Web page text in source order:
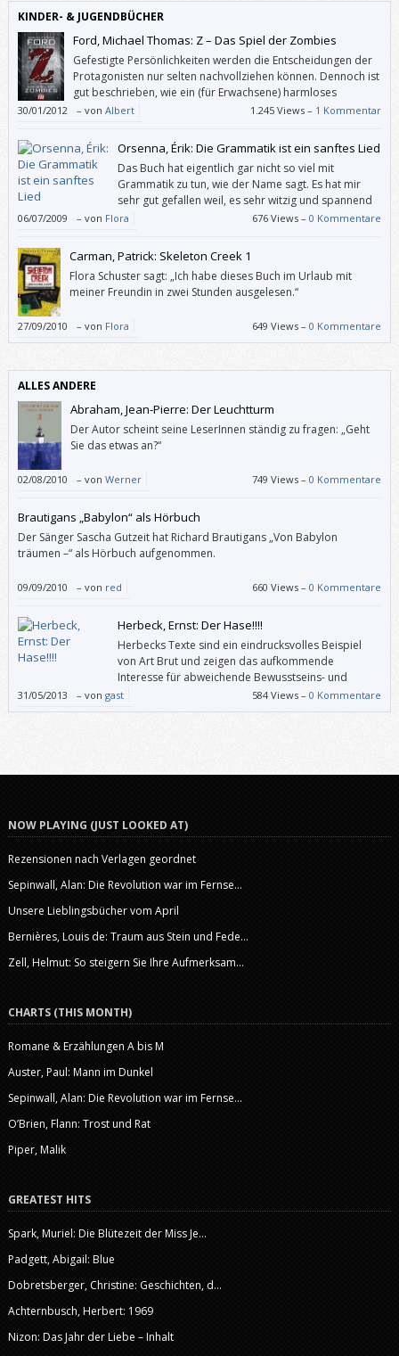
KINDER- & JUGENDBÜCHER
Ford, Michael Thomas: Z – Das Spiel der Zombies
Gefestigte Persönlichkeiten werden die Entscheidungen der
Protagonisten nur selten nachvollziehen können. Dennoch ist
gut beschrieben, wie ein (für Erwachsene) harmloses
Problem durch Gruppendruck, Tabletten, Angst vor Eltern
und Geheimnistuerei zur Katastrophe heranwächst.
30/01/2012 – von Albert 1.245 Views – 1 Kommentar
Orsenna, Érik: Die Grammatik ist ein sanftes Lied
Das Buch hat eigentlich gar nicht so viel mit
Grammatik zu tun, wie der Name sagt. Es hat mir
sehr gut gefallen weil, es sehr witzig und spannend
geschrieben ist.
06/07/2009 – von Flora 676 Views –0 Kommentare
Carman, Patrick: Skeleton Creek 1
Flora Schuster sagt: „Ich habe dieses Buch im Urlaub mit
meiner Freundin in zwei Stunden ausgelesen.“
27/09/2010 – von Flora 649 Views –0 Kommentare
ALLES ANDERE
Abraham, Jean-Pierre: Der Leuchtturm
Der Autor scheint seine LeserInnen ständig zu fragen: „Geht
Sie das etwas an?“
02/08/2010 – von Werner 749 Views –0 Kommentare
Brautigans „Babylon“ als Hörbuch
Der Sänger Sascha Gutzeit hat Richard Brautigans „Von Babylon
träumen –“ als Hörbuch aufgenommen.
09/09/2010 – von red 660 Views –0 Kommentare
Herbeck, Ernst: Der Hase!!!!
Herbecks Texte sind ein eindrucksvolles Beispiel
von Art Brut und zeigen das aufkommende
Interesse für abweichende Bewusstseins- und
Ausdrucksformen in der Anti-Psychiatriebewegung
der 60er-Jahre.
31/05/2013 – von gast 584 Views –0 Kommentare
NOW PLAYING (JUST LOOKED AT)
Rezensionen nach Verlagen geordnet
Sepinwall, Alan: Die Revolution war im Fernse...
Unsere Lieblingsbücher vom April
Bernières, Louis de: Traum aus Stein und Fede...
Zell, Helmut: So steigern Sie Ihre Aufmerksam...
CHARTS (THIS MONTH)
Romane & Erzählungen A bis M
Auster, Paul: Mann im Dunkel
Sepinwall, Alan: Die Revolution war im Fernse...
O’Brien, Flann: Trost und Rat
Piper, Malik
GREATEST HITS
Spark, Muriel: Die Blütezeit der Miss Je...
Padgett, Abigail: Blue
Dobretsberger, Christine: Geschichten, d...
Achternbusch, Herbert: 1969
Nizon: Das Jahr der Liebe – Inhalt